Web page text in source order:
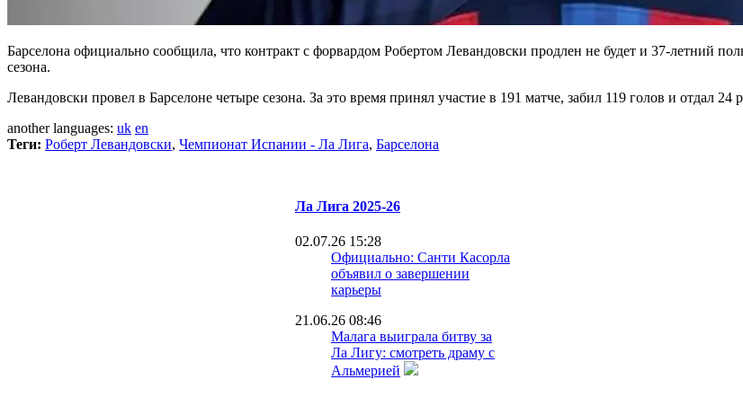
Барселона официально сообщила, что контракт с форвардом Робертом Левандовски продлен не будет и 37-летний
сезона.
Левандовски провел в Барселоне четыре сезона. За это время принял участие в 191 матче, забил 119 голов и отдал 24
another languages: uk en
Теги: Роберт Левандовски, Чемпионат Испании - Ла Лига, Барселона
Ла Лига 2025-26
02.07.26 15:28
Официально: Санти Касорла
объявил о завершении
карьеры
21.06.26 08:46
Малага выиграла битву за
Ла Лигу: смотреть драму с
Альмерией